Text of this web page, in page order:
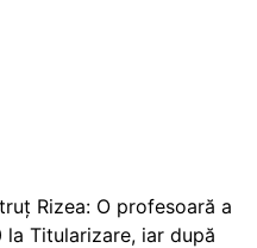
Rizea: O profesoară a
la Titularizare, iar după